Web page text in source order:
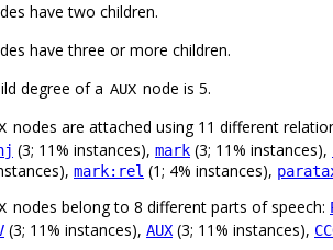
have two children.
have three or more children.
degree of a AUX node is 5.
nodes are attached using 11 different
(3; 11% instances), mark (3; 11% instances),
mark:rel (1; 4% instances),
nodes belong to 8 different parts of speech:
(3; 11% instances), AUX (3; 11% instances),